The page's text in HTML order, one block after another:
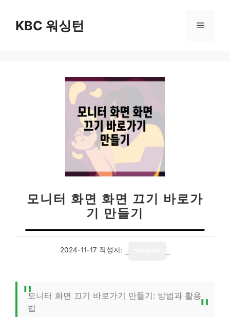
KBC 워싱턴 메
모니터 화면 화면 끄기 바로가
기 만들기
2024-11-17 작성자:
모니터 화면 끄기 바로가기 만들기: 방법과 활용
법